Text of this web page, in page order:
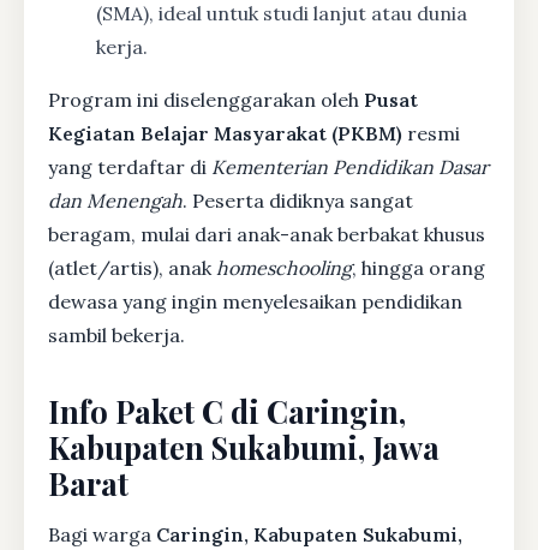
(SMA), ideal untuk studi lanjut atau dunia
kerja.
Program ini diselenggarakan oleh Pusat
Kegiatan Belajar Masyarakat (PKBM) resmi
yang terdaftar di Kementerian Pendidikan Dasar
dan Menengah. Peserta didiknya sangat
beragam, mulai dari anak-anak berbakat khusus
(atlet/artis), anakhomeschooling, hingga orang
dewasa yang ingin menyelesaikan pendidikan
sambil bekerja.
Info Paket C di Caringin,
Kabupaten Sukabumi, Jawa
Barat
Bagi warga Caringin, Kabupaten Sukabumi,